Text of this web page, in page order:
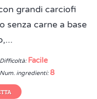
grandi carciofi
senza carne a base
Difficoltà: Facile
Num. ingredienti: 8